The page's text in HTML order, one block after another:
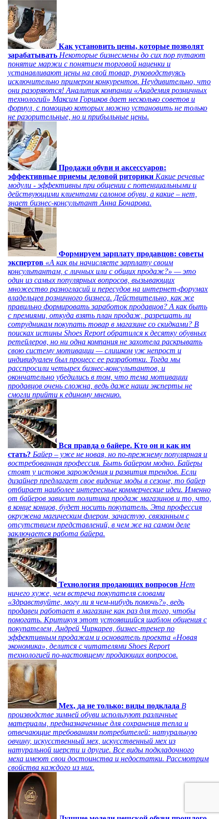
Как установить цены, которые позволят
зарабатывать Некоторые бизнесмены до сих пор путают
понятие маржи с понятием торговой наценки и
устанавливают цены на свой товар, руководствуясь
исключительно примером конкурентов. Неудивительно, что
они разоряются! Аналитик компании «Академия розничных
технологий» Максим Горшков дает несколько советов и
формул, с помощью которых можно установить не только
не разорительные, но и прибыльные цены.
Продажи обуви и аксессуаров:
эффективные приемы деловой риторики Какие речевые
модули - эффективны при общении с потенциальными и
действующими клиентами салонов обуви, а какие – нет,
знает бизнес-консультант Анна Бочарова.
Формируем зарплату продавцов: советы
экспертов «А как вы начисляете зарплату своим
консультантам, с личных или с общих продаж?» — это
один из самых популярных вопросов, вызывающих
множество разногласий и пересудов на интернет-форумах
владельцев розничного бизнеса. Действительно, как же
правильно формировать заработок продавцов? А как быть
с премиями, откуда взять план продаж, разрешать ли
сотрудникам покупать товар в магазине со скидками? В
поисках истины Shoes Report обратился к десятку обувных
ретейлеров, но ни одна компания не захотела раскрывать
свою систему мотивации — слишком уж непрост и
индивидуален был процесс ее разработки. Тогда мы
расспросили четырех бизнес-консультантов, и
окончательно убедились в том, что тема мотивации
продавцов очень сложна, ведь даже наши эксперты не
смогли прийти к единому мнению.
Вся правда о байере. Кто он и как им
стать? Байер – уже не новая, но по-прежнему популярная и
востребованная профессия. Быть байером модно. Байеры
стоят у истоков зарождения и развития трендов. Если
дизайнер предлагает свое видение моды в сезоне, то байер
отбирает наиболее интересные коммерческие идеи. Именно
от байеров зависит политика продаж магазинов и то, что,
в конце концов, будет носить покупатель. Эта профессия
окружена магическим флером, зачастую, связанным с
отсутствием представлений, в чем же на самом деле
заключается работа байера.
Технология продающих вопросов Нет
ничего хуже, чем встреча покупателя словами
«Здравствуйте, могу ли я чем-нибудь помочь?», ведь
продавец работает в магазине как раз для того, чтобы
помогать. Критикуя этот устоявшийся шаблон общения с
покупателем, Андрей Чиркарев, бизнес-тренер по
эффективным продажам и основатель проекта «Новая
экономика», делится с читателями Shoes Report
технологией по-настоящему продающих вопросов.
Мех, да не только: виды подклада В
производстве зимней обуви используют различные
материалы, предназначенные для сохранения тепла и
отвечающие требованиям потребителей: натуральную
овчину, искусственный мех, искусственный мех из
натуральной шерсти и другие. Все виды подкладочного
меха имеют свои достоинства и недостатки. Рассмотрим
свойства каждого из них.